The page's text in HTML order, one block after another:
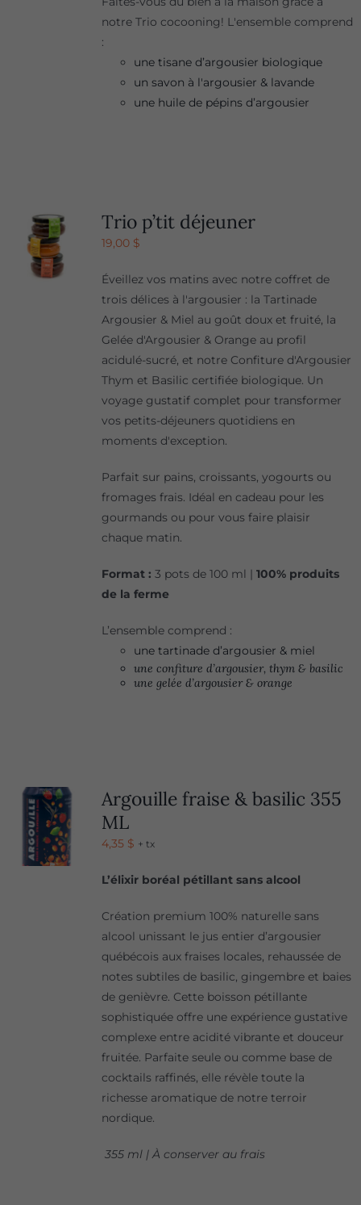
notre Trio cocooning! L'ensemble comprend
:
une tisane d’argousier biologique
un savon à l'argousier & lavande
une huile de pépins d’argousier
Trio p’tit déjeuner
19,00 $
Éveillez vos matins avec notre coffret de
trois délices à l'argousier : la Tartinade
Argousier & Miel au goût doux et fruité, la
Gelée d'Argousier & Orange au profil
acidulé-sucré, et notre Confiture d'Argousier
Thym et Basilic certifiée biologique. Un
voyage gustatif complet pour transformer
vos petits-déjeuners quotidiens en
moments d'exception.
Parfait sur pains, croissants, yogourts ou
fromages frais. Idéal en cadeau pour les
gourmands ou pour vous faire plaisir
chaque matin.
Format : 3 pots de 100 ml | 100% produits
de la ferme
L’ensemble comprend :
une tartinade d’argousier & miel
une confiture d’argousier, thym & basilic
une gelée d’argousier & orange
Argouille fraise & basilic 355
ML
4,35 $ + tx
L’élixir boréal pétillant sans alcool
Création premium 100% naturelle sans
alcool unissant le jus entier d’argousier
québécois aux fraises locales, rehaussée de
notes subtiles de basilic, gingembre et baies
de genièvre. Cette boisson pétillante
sophistiquée offre une expérience gustative
complexe entre acidité vibrante et douceur
fruitée. Parfaite seule ou comme base de
cocktails raffinés, elle révèle toute la
richesse aromatique de notre terroir
nordique.
355 ml | À conserver au frais